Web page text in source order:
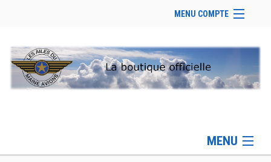
MENU COMPTE
Site Web du club
Se connecter
Panier (vide)
MENU